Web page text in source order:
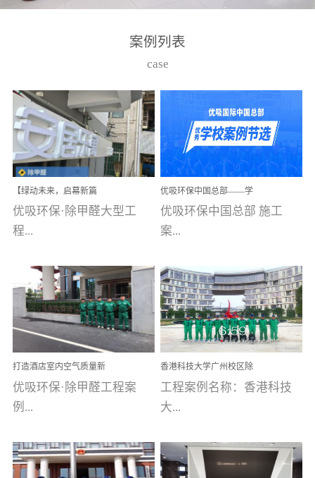
高技能的团队。汇聚了众
取得了多项产品技术专利
和多项国家版权局著作
权，获得高新技术企业称
号。生产优势自主生产自
给自足，优吸公司于2015
在广州番禺区成功建立产
品线生产基地，工厂拥有
自动化生产设备和成熟的
选择源头源材料、严控产
品质量，我们每一批的生
产产品都经过严格的质检
程序；生产车间为优吸总
部和全国分支机构生产光
触媒、净醛王、祛味剂等
优吸系列产品，保质保量
完成生产任务，确保全国
求。资质优势团队优势分
支优势优吸环保是一棵正
案例列表
case
【绿动未来，启幕新篇
章】优吸环保中标深圳安
居乐寓，超大型工装室内
空气治理项目顺利启航，
优吸环保·除甲醛大型工
程...
案例【深圳安居乐寓】室
内空气治理项目深圳安居
乐寓 深圳市安居乐寓
为深圳安居集团旗下城...
优吸环保中国总部——学
校施工案例(节选)
优吸环保中国总部 施工
案...
例(学校工装节选)广州南沙
小学(珠江湾校区)项目地
址：广州市南沙区海滨路
南沙珠江湾江门市蓬江区
禾...
打造酒店室内空气质量新
标杆——优吸环保·标杆之
作：东莞美豪雅致酒店室
内空气治理工程纪实
优吸环保·除甲醛工程案
例...
【东莞美豪雅致酒店】室
香港科技大学广州校区除
甲醛项目圆满完成
工程案例名称：香港科技
大...
学广州校区室内空气治